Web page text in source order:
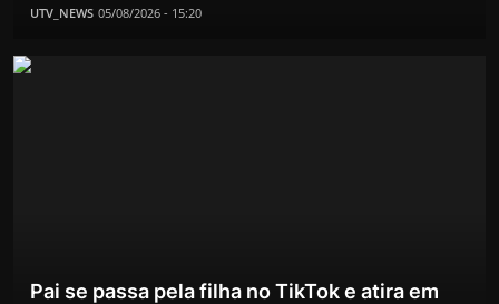
UTV_NEWS 05/08/2026 - 15:20
Pai se passa pela filha no TikTok e atira em